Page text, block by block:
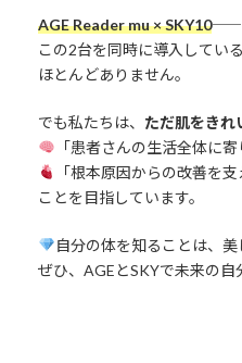
AGE Reader mu × SKY10――
この2台を同時に導入してい
ほとんどありません。
でも私たちは、 ただ肌をきれ
「患者さんの生活全体に寄
「根本原因からの改善を支
ことを目指しています。
自分の体を知ることは、美
ぜひ、AGEとSKYで未来の